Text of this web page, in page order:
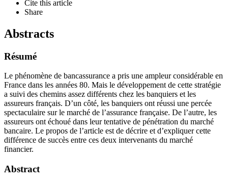
Cite this article
Share
Abstracts
Résumé
Le phénomène de bancassurance a pris une ampleur considérable en
France dans les années 80. Mais le développement de cette stratégie
a suivi des chemins assez différents chez les banquiers et les
assureurs français. D’un côté, les banquiers ont réussi une percée
spectaculaire sur le marché de l’assurance française. De l’autre, les
assureurs ont échoué dans leur tentative de pénétration du marché
bancaire. Le propos de l’article est de décrire et d’expliquer cette
différence de succès entre ces deux intervenants du marché
financier.
Abstract